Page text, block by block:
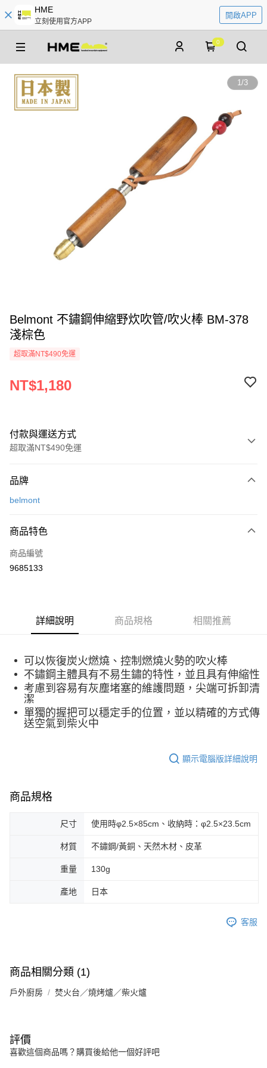
HME
立刻使用官方APP
開啟APP
0
1/3
Belmont 不鏽鋼伸縮野炊吹管/吹火棒 BM-378
淺棕色
超取滿NT$490免運
NT$1,180
付款與運送方式
超取滿NT$490免運
信用卡一次付款
3 期 0 利率 每期
合作金庫商業銀行
上海商業儲蓄銀行
聯邦商業銀行
遠東國際商業銀行
元大商業銀行
台新國際商業銀行
中國信託商業銀行
台灣樂天信用卡公司
超商取貨付款
LINE Pay
ATM付款
全家取貨付款
每筆NT$60，滿NT$490(含以上)免運費
付款後全家取貨
每筆NT$60，滿NT$490(含以上)免運費
每筆NT$60，滿NT$490(含以上)免運費
每筆NT$80，滿NT$490(含以上)免運費
付款後門市自取
品牌
belmont
商品特色
商品編號
9685133
詳細說明 商品規格 相關推薦
可以恢復炭火燃燒、控制燃燒火勢的吹火棒
不鏽鋼主體具有不易生鏽的特性，並且具有伸縮性
考慮到容易有灰塵堵塞的維護問題，尖端可拆卸清
潔
單獨的握把可以穩定手的位置，並以精確的方式傳
送空氣到柴火中
顯示電腦版詳細說明
商品規格
尺寸 使用時φ2.5×85cm、收納時：φ2.5×23.5cm
材質 不鏽鋼/黃銅、天然木材、皮革
重量 130g
產地 日本
客服
商品相關分類 (1)
戶外廚房 焚火台／燒烤爐／柴火爐
評價
喜歡這個商品嗎？購買後給他一個好評吧